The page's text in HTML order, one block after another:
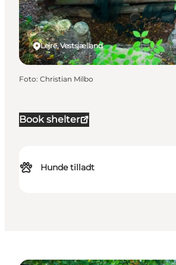
Book shelter
Hunde tilladt
Lejre, Vestsjælland
Foto: Christian Milbo